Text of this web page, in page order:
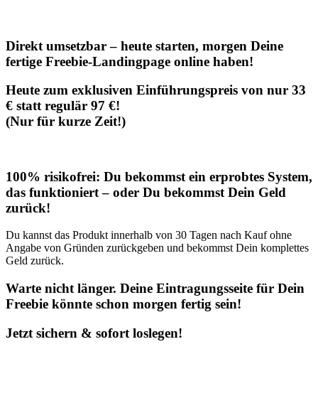
Direkt umsetzbar – heute starten, morgen Deine
fertige Freebie-Landingpage online haben!
Heute zum exklusiven Einführungspreis von nur 33
€ statt regulär 97 €!
(Nur für kurze Zeit!)
100% risikofrei: Du bekommst ein erprobtes System,
das funktioniert – oder Du bekommst Dein Geld
zurück!
Du kannst das Produkt innerhalb von 30 Tagen nach Kauf ohne
Angabe von Gründen zurückgeben und bekommst Dein komplettes
Geld zurück.
Warte nicht länger. Deine Eintragungsseite für Dein
Freebie könnte schon morgen fertig sein!
Jetzt sichern & sofort loslegen!